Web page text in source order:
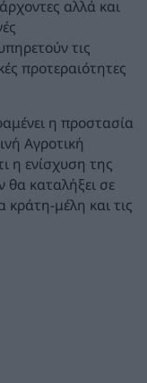
αλλά και
τις
προτεραιότητες
η προστασία
Αγροτική
η ενίσχυση της
θα καταλήξει σε
κράτη-μέλη και τις